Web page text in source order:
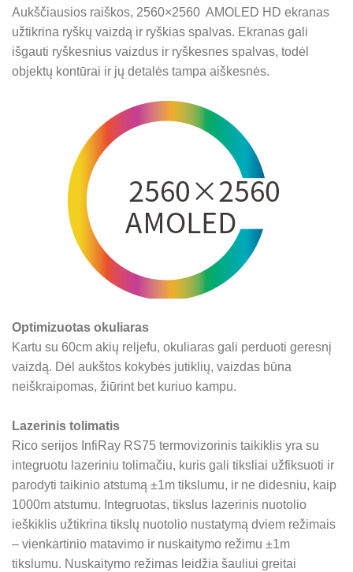
Aukščiausios raiškos, 2560×2560 AMOLED HD ekranas
užtikrina ryškų vaizdą ir ryškias spalvas. Ekranas gali
išgauti ryškesnius vaizdus ir ryškesnes spalvas, todėl
objektų kontūrai ir jų detalės tampa aiškesnės.
Optimizuotas okuliaras
Kartu su 60cm akių reljefu, okuliaras gali perduoti geresnį
vaizdą. Dėl aukštos kokybės jutiklių, vaizdas būna
neiškraipomas, žiūrint bet kuriuo kampu.
Lazerinis tolimatis
Rico serijos InfiRay RS75 termovizorinis taikiklis yra su
integruotu lazeriniu tolimačiu, kuris gali tiksliai užfiksuoti ir
parodyti taikinio atstumą ±1m tikslumu, ir ne didesniu, kaip
1000m atstumu. Integruotas, tikslus lazerinis nuotolio
ieškiklis užtikrina tikslų nuotolio nustatymą dviem režimais
– vienkartinio matavimo ir nuskaitymo režimu ±1m
tikslumu. Nuskaitymo režimas leidžia šauliui greitai